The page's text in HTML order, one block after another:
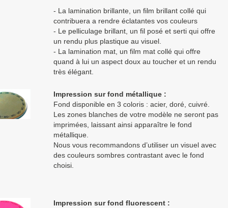
- La lamination brillante, un film brillant collé qui
contribuera a rendre éclatantes vos couleurs
- Le pelliculage brillant, un fil posé et serti qui offre
un rendu plus plastique au visuel.
- La lamination mat, un film mat collé qui offre
quand à lui un aspect doux au toucher et un rendu
très élégant.
Impression sur fond métallique :
Fond disponible en 3 coloris : acier, doré, cuivré.
Les zones blanches de votre modèle ne seront pas
imprimées, laissant ainsi apparaître le fond
métallique.
Nous vous recommandons d’utiliser un visuel avec
des couleurs sombres contrastant avec le fond
choisi.
Impression sur fond fluorescent :